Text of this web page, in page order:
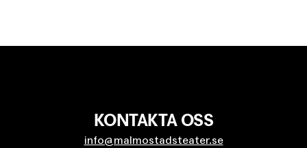
KONTAKTA OSS
info@malmostadsteater.se